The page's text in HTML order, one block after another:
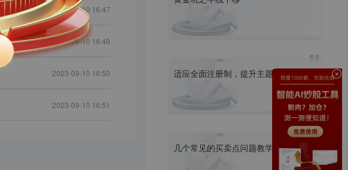
2023-09-10 16:47
2023-09-10 16:49
2023-09-10 16:50
2023-09-10 16:51
适应全面注册制，提升主题思维
几个常见的买卖点问题教学